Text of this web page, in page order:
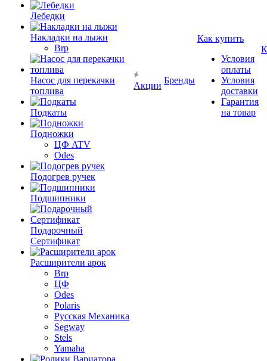
Лебедки
Накладки на лыжи
Brp
Насос для перекачки
топлива
Подкаты
Подножки
ЦФ ATV
Odes
Подогрев ручек
Подшипники
Подарочный
Сертификат
Расширители арок
Brp
ЦФ
Odes
Polaris
Русская Механика
Segway
Stels
Yamaha
Акции
Бренды
Как купить
Условия
оплаты
Условия
доставки
Гарантия
на товар